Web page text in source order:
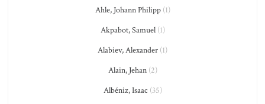
Ahle, Johann Philipp(1)
Akpabot, Samuel(1)
Alabiev, Alexander (1)
Alain, Jehan(2)
Albéniz, Isaac (35)